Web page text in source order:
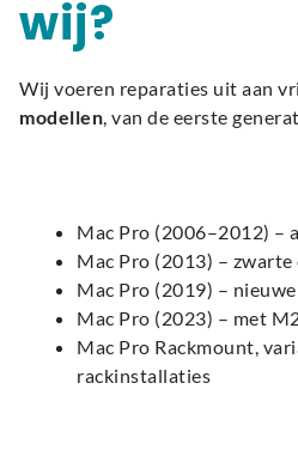
wij?
Wij voeren reparaties uit aan
modellen, van de eerste
Mac Pro (2006–2012) –
Mac Pro (2013) –
Mac Pro (2019) – nieuwe
Mac Pro (2023) – met
Mac Pro Rackmount,
rackinstallaties